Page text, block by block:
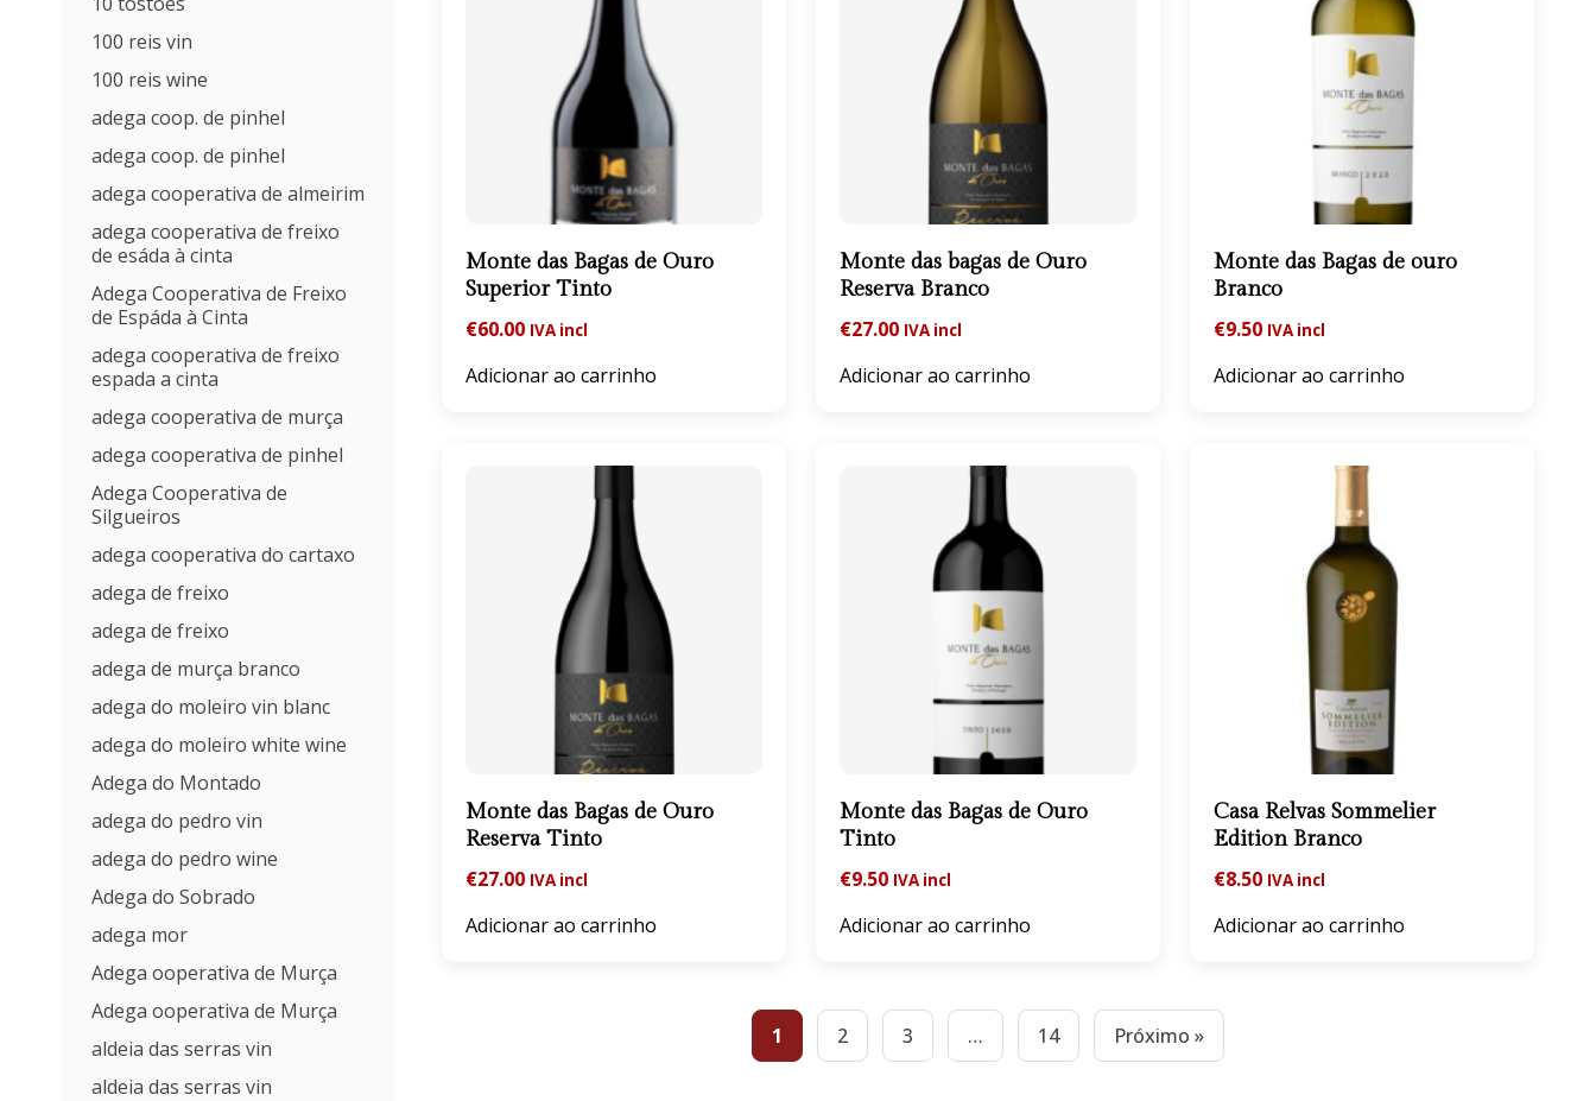
100 reis vin
100 reis wine
adega coop. de pinhel
adega coop. de pinhel
adega cooperativa de almeirim
adega cooperativa de freixo
de esáda à cinta
Adega Cooperativa de Freixo
de Espáda à Cinta
adega cooperativa de freixo
espada a cinta
adega cooperativa de murça
adega cooperativa de pinhel
Adega Cooperativa de
Silgueiros
adega cooperativa do cartaxo
adega de freixo
adega de freixo
adega de murça branco
adega do moleiro vin blanc
adega do moleiro white wine
Adega do Montado
adega do pedro vin
adega do pedro wine
Adega do Sobrado
adega mor
Adega ooperativa de Murça
Adega ooperativa de Murça
aldeia das serras vin
aldeia das serras vin
Monte das Bagas de Ouro
Superior Tinto
€60.00 IVA incl
Adicionar ao carrinho
Monte das bagas de Ouro
Reserva Branco
€27.00 IVA incl
Adicionar ao carrinho
Monte das Bagas de ouro
Branco
€9.50 IVA incl
Adicionar ao carrinho
Monte das Bagas de Ouro
Reserva Tinto
€27.00 IVA incl
Adicionar ao carrinho
Monte das Bagas de Ouro
Tinto
€9.50 IVA incl
Adicionar ao carrinho
Casa Relvas Sommelier
Edition Branco
€8.50 IVA incl
Adicionar ao carrinho
1 2 3 … 14 Próximo »